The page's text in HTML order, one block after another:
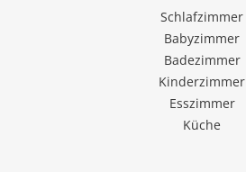
Schlafzimmer
Babyzimmer
Badezimmer
Kinderzimmer
Esszimmer
Küche